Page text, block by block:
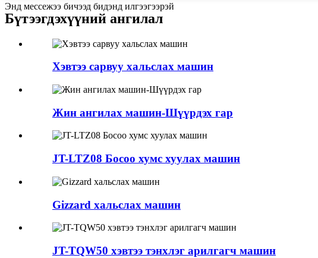
Энд мессежээ бичээд бидэнд илгээгээрэй
Бүтээгдэхүүний ангилал
Хэвтээ сарвуу хальслах машин
Жин ангилах машин-Шүүрдэх гар
JT-LTZ08 Босоо хумс хуулах машин
Gizzard хальслах машин
JT-TQW50 хэвтээ тэнхлэг арилгагч машин